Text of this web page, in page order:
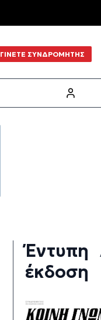
ΓΙΝΕΤΕ ΣΥΝΔΡΟΜΗΤΗΣ
Έντυπη
έκδοση